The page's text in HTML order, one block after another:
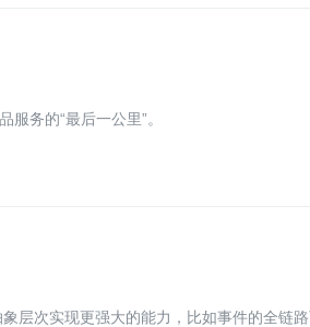
务的“最后一公里”。
层次实现更强大的能力，比如事件的全链